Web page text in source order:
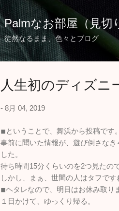
Palmなお部屋（見切
徒然なるまま、色々とブログ
人生初のディズニ
- 8月 04, 2019
◾︎ということで、舞浜から投稿です。
事前に聞いた情報が、遊び倒さな
した。
待ち時間15分くらいのを2つ見たの
しかし、まぁ、世間の人はタフです
◾︎ヘタレなので、明日はお休み取り
１日かけて、ゆっくり帰る。